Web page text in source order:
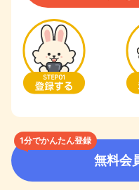
1分でかんたん登録
無料会